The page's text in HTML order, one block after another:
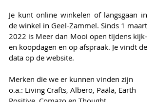
Je kunt online winkelen of langsgaan in
de winkel in Geel-Zammel. Sinds 1 maart
2022 is Meer dan Mooi open tijdens kijk-
en koopdagen en op afspraak. Je vindt de
data op de website.
Merken die we er kunnen vinden zijn
o.a.: Living Crafts, Albero, Paäla, Earth